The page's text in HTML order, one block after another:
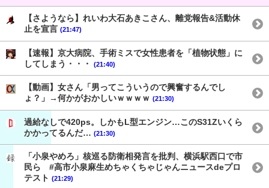
【さようなら】れいわ大石あきこさん、離党報告&活動休
止を宣言 (21:47)
【速報】京大病院、手術ミスで女性患者を「植物状態」に
してしまう・・・
(21:40)
【動画】女さん「男ってこういうので興奮するんでし
ょ？」→何かがおかしいｗｗｗｗ (21:30)
過給なしで420ps。しかもL型エンジン…このS31Zいくら
かかってるんだ… (21:30)
「小泉やめろ」核巡る防衛相発言を批判、横浜駅西口で市
民ら #高市小泉麻生めちゃくちゃじゃんニュースdeプロ
テスト (21:29)